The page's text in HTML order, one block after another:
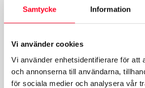
Samtycke Information
Vi använder cookies
Vi använder enhetsidentifierare för att
och annonserna till användarna,
för sociala medier och analysera vår
Group
Fälg PV/C LM
Tum
18
35
Centre Diameter
112
Art nummer
7818